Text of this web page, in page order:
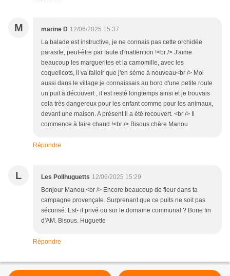
M marine D 12/06/2025 15:37
La balade est instructive, je ne connais pas cette orchidée
parasite, peut-être par faute d'inattention !<br /> J'aime
beaucoup les marguerites et la camomille, avec les
coquelicots, il va falloir que j'en sème à nouveau<br /> Moi
aussi dans le village je connaissais au bord d'une petite route
un puit à découvert , il est resté longtemps ainsi et je trouvais
cela très dangereux pour les enfant comme pour les animaux,
devant une maison. A présent il a été recouvert. <br /> Il
commence à faire chaud !<br /> Bisous chère Manou
Répondre
L Les Pollhuguetts 12/06/2025 15:29
Bonjour Manou,<br /> Encore beaucoup de fleur dans ta
campagne provençale. Surprenant que ce puits ne soit pas
sécurisé. Est- il privé ou sur le domaine communal ? Bone fin
d'AM. Bisous. Huguette
Répondre